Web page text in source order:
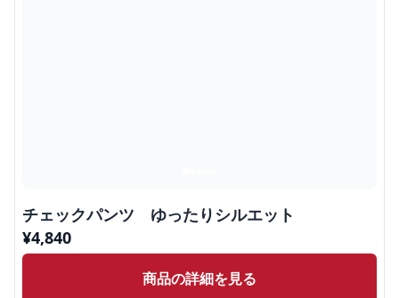
チェックパンツ ゆったりシルエット
¥4,840
商品の詳細を見る